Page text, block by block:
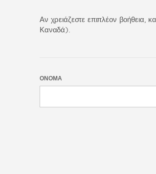
Αν χρειάζεστε επιπλέον
Καναδά).
ΌΝΟΜΑ